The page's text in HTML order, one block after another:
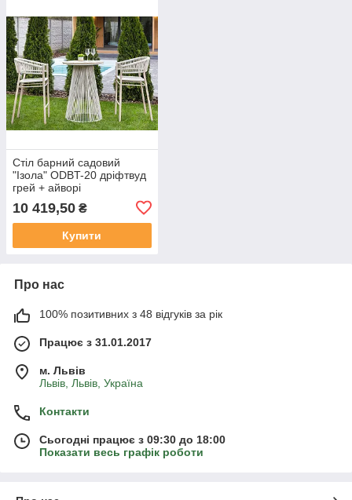
Стіл барний садовий
"Ізола" ODBT-20 дріфтвуд
грей + айворі
10 419,50 ₴
Купити
Про нас
100% позитивних з 48 відгуків за рік
Працює з 31.01.2017
м. Львів
Львів, Львів, Україна
Контакти
Сьогодні працює з 09:30 до 18:00
Показати весь графік роботи